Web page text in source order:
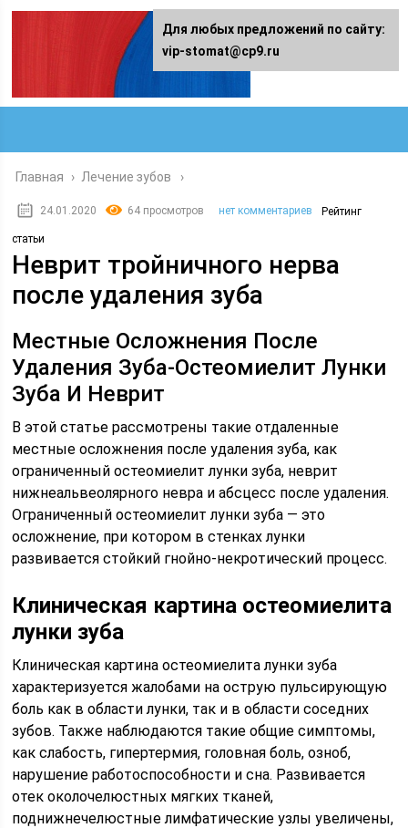
Главная › Лечение зубов
24.01.2020 64 просмотров нет комментариев Рейтинг
статьи
Неврит тройничного нерва
после удаления зуба
Местные Осложнения После
Удаления Зуба-Остеомиелит Лунки
Зуба И Неврит
В этой статье рассмотрены такие отдаленные
местные осложнения после удаления зуба, как
ограниченный остеомиелит лунки зуба, неврит
нижнеальвеолярного невра и абсцесс после удаления.
Ограниченный остеомиелит лунки зуба — это
осложнение, при котором в стенках лунки
развивается стойкий гнойно-некротический процесс.
Клиническая картина остеомиелита
лунки зуба
Клиническая картина остеомиелита лунки зуба
характеризуется жалобами на острую пульсирующую
боль как в области лунки, так и в области соседних
зубов. Также наблюдаются такие общие симптомы,
как слабость, гипертермия, головная боль, озноб,
нарушение работоспособности и сна. Развивается
отек околочелюстных мягких тканей,
поднижнечелюстные лимфатические узлы увеличены,
Для любых предложений по сайту:
vip-stomat@cp9.ru